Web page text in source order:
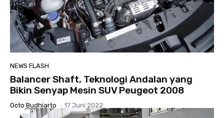
NEWS FLASH
Balancer Shaft, Teknologi Andalan yang
Bikin Senyap Mesin SUV Peugeot 2008
Octo Budhiarto - 17 Juni 2022